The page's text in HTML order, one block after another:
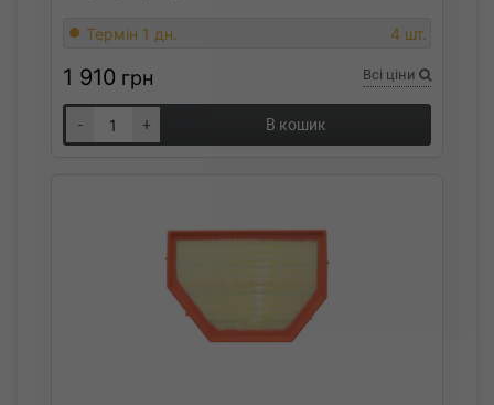
Термін 1 дн. 4 шт.
1 910 грн Всі ціни
- + В кошик